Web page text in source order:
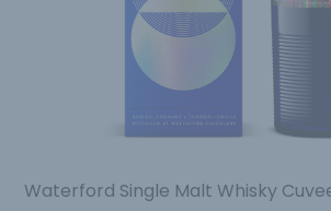
Waterford Single Malt Whisky